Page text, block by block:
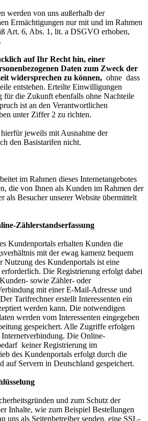
werden von uns außerhalb der
Ermächtigungen nur mit und im Rahmen
Art. 6, Abs. 1, lit. a DSGVO erhoben,
auf Ihr Recht hin, einer
Daten zum Zweck der
widersprechen zu können, ohne dass
entstehen. Erteilte Einwilligungen
für die Zukunft ebenfalls ohne Nachteile
ist an den Verantwortlichen
unter Ziffer 2 zu richten.
jeweils mit Ausnahme der
den Basistarifen nicht.
im Rahmen dieses Internetangebotes
die von Ihnen als Kunden im Rahmen der
als Besucher unserer Website übermittelt
Zählerstandserfassung
Kundenportals erhalten Kunden die
mit der ewag kamenz bequem
Nutzung des Kundenportals ist eine
Die Registrierung erfolgt dabei
sowie Zähler- oder
mit einer E-Mail-Adresse und
Tarifrechner erstellt Interessenten ein
werden kann. Die notwendigen
werden vom Interessenten eingegeben
gespeichert. Alle Zugriffe erfolgen
Internetverbindung. Die Online-
keiner Registrierung im
des Kundenportals erfolgt durch die
auf Servern in Deutschland gespeichert.
und zum Schutz der
Inhalte, wie zum Beispiel Bestellungen
uns als Seitenbetreiber senden, eine SSL-